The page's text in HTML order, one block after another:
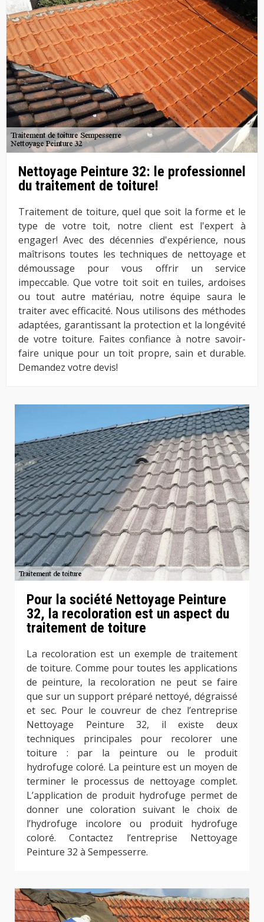
Nettoyage Peinture 32: le professionnel
du traitement de toiture!
Traitement de toiture, quel que soit la forme et le
type de votre toit, notre client est l'expert à
engager! Avec des décennies d'expérience, nous
maîtrisons toutes les techniques de nettoyage et
démoussage pour vous offrir un service
impeccable. Que votre toit soit en tuiles, ardoises
ou tout autre matériau, notre équipe saura le
traiter avec efficacité. Nous utilisons des méthodes
adaptées, garantissant la protection et la longévité
de votre toiture. Faites confiance à notre savoir-
faire unique pour un toit propre, sain et durable.
Demandez votre devis!
Pour la société Nettoyage Peinture
32, la recoloration est un aspect du
traitement de toiture
La recoloration est un exemple de traitement
de toiture. Comme pour toutes les applications
de peinture, la recoloration ne peut se faire
que sur un support préparé nettoyé, dégraissé
et sec. Pour le couvreur de chez l’entreprise
Nettoyage Peinture 32, il existe deux
techniques principales pour recolorer une
toiture : par la peinture ou le produit
hydrofuge coloré. La peinture est un moyen de
terminer le processus de nettoyage complet.
L’application de produit hydrofuge permet de
donner une coloration suivant le choix de
l’hydrofuge incolore ou produit hydrofuge
coloré. Contactez l’entreprise Nettoyage
Peinture 32 à Sempesserre.